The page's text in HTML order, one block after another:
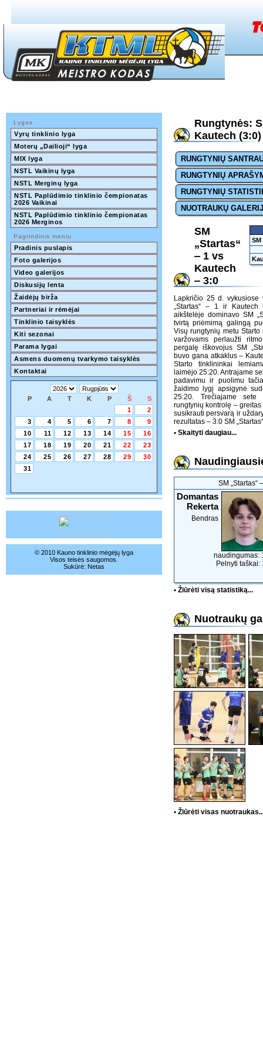
Lygos
Vyrų tinklinio lyga
Moterų „Dailioji“ lyga
MIX lyga
NSTL Vaikinų lyga
NSTL Merginų lyga
NSTL Paplūdimio tinklinio čempionatas
2026 Vaikinai
NSTL Paplūdimio tinklinio čempionatas
2026 Merginos
Pagrindinis meniu
Pradinis puslapis
Foto galerijos
Video galerijos
Diskusijų lenta
Žaidėjų birža
Partneriai ir rėmėjai
Tinklinio taisyklės
Kiti sezonai
Parama lygai
Asmens duomenų tvarkymo taisyklės
Kontaktai
P A T K P Š
S
1
2
3
4 5 6 7 8
9
10
11 12 13 14 15
16
17
18 19 20 21 22
23
24
25 26 27 28 29
30
31
© 2010 Kauno tinklinio mėgėjų lyga
Visos teisės saugomos.
Sukūrė: Netas
Rungtynės:
Kautech (3:0)
RUNGTYNIŲ
RUNGTYNIŲ
RUNGTYNIŲ
NUOTRAUKŲ
SM
SM
„Startas“
‒ 1 vs
Kautech
‒ 3:0
Lapkričio 25 d. vykusiose
„Startas“ – 1 ir Kautech
aikštelėje dominavo SM
tvirtą priėmimą galingą
Visų rungtynių metu
varžovams perlaužti
pergalę iškovojus SM
buvo gana atkaklus –
Starto tinklininkai
laimėjo 25:20. Antrajame
padavimu ir puolimu
žaidimo lygį apsigynė
25:20. Trečiajame sete
rungtynių kontrolę –
susikrauti persvarą ir
rezultatas – 3:0 SM
• Skaityti daugiau...
SM „Startas“
Domantas
Rekerta
Bendras
naudingumas:
Pelnyti taškai:
• Žiūrėti visą statistiką...
Nuotraukų
• Žiūrėti visas